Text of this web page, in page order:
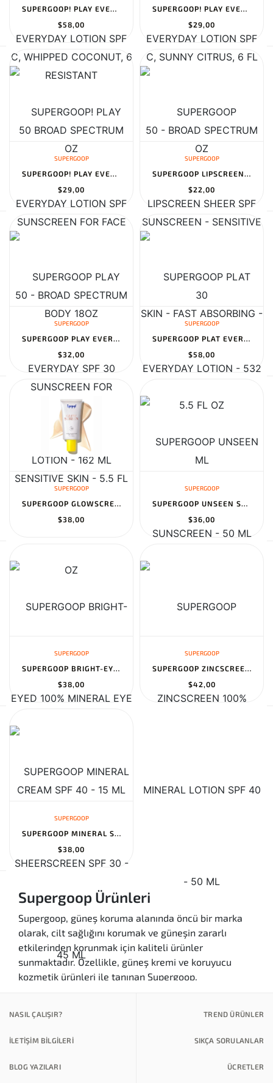
SUPERGOOP! PLAY EVERYDAY LOTION SPF 50 BROAD SPECTRUM SUNSCREEN F...
$58,00
SUPERGOOP! PLAY EVERYDAY LOTION SPF 50 - BROAD SPECTRUM SUNSCREEN...
$29,00
SUPERGOOP
SUPERGOOP! PLAY EVERYDAY LOTION SPF 50 - BROAD SPECTRUM SUNSCREEN...
$29,00
SUPERGOOP
SUPERGOOP LIPSCREEN SHEER SPF 30
$22,00
SUPERGOOP
SUPERGOOP PLAY EVERYDAY SPF 30 LOTION - 162 ML
$32,00
SUPERGOOP
SUPERGOOP PLAT EVERYDAY LOTION - 532 ML
$58,00
SUPERGOOP
SUPERGOOP GLOWSCREEN - 50 ML
$38,00
SUPERGOOP
SUPERGOOP UNSEEN SUNSCREEN - 50 ML
$36,00
SUPERGOOP
SUPERGOOP BRIGHT-EYED 100% MINERAL EYE CREAM SPF 40 - 15 ML
$38,00
SUPERGOOP
SUPERGOOP ZINCSCREEN 100% MINERAL LOTION SPF 40 - 50 ML
$42,00
SUPERGOOP
SUPERGOOP MINERAL SHEERSCREEN SPF 30 - 45 ML
$38,00
Supergoop Ürünleri
Supergoop, güneş koruma alanında öncü bir marka
olarak, cilt sağlığını korumak ve güneşin zararlı
etkilerinden korunmak için kaliteli ürünler
sunmaktadır. Özellikle, güneş kremi ve koruyucu
kozmetik ürünleri ile tanınan Supergoop,
Supergoop Türkiye'de, cilt tipinize en uygun ürünleri
bulabilir, güneşin tadını güvenle çıkarabilirsiniz.
NASIL ÇALIŞIR? TREND ÜRÜNLER
İLETİŞİM BİLGİLERİ SIKÇA SORULANLAR
BLOG YAZILARI ÜCRETLER